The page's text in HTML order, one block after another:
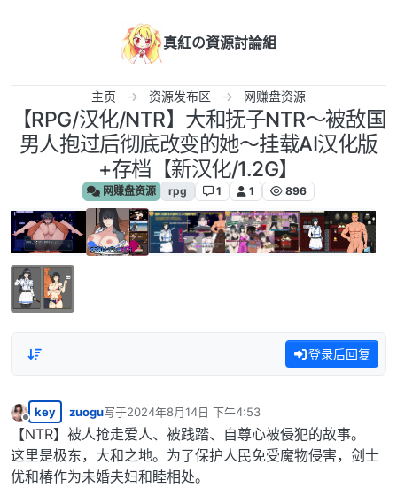
真紅の資源討論組
主页 资源发布区 网赚盘资源
【RPG/汉化/NTR】大和抚子NTR～被敌国
男人抱过后彻底改变的她～挂载AI汉化版
+存档【新汉化/1.2G】
网赚盘资源 rpg 1 1 896
登录后回复
离线
key zuogu写于2024年8月14日 下午4:53
最后由 编辑
【NTR】被人抢走爱人、被践踏、自尊心被侵犯的故事。
这里是极东，大和之地。为了保护人民免受魔物侵害，剑士
优和椿作为未婚夫妇和睦相处。